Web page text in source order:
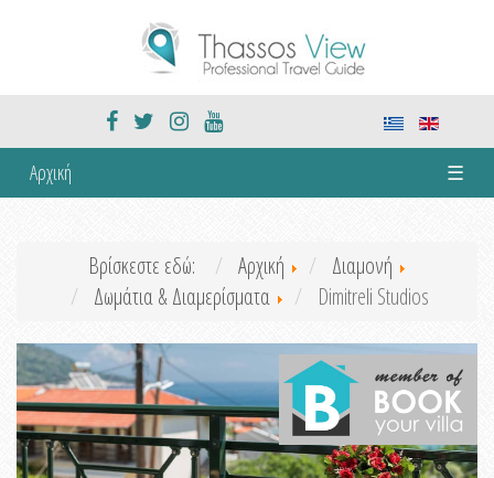
Αρχική ☰
Βρίσκεστε εδώ: Αρχική
Διαμονή
Δωμάτια & Διαμερίσματα
Dimitreli Studios